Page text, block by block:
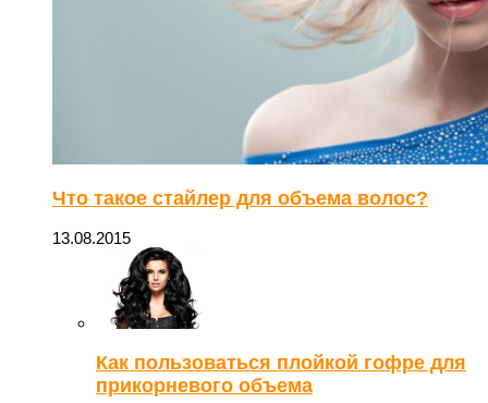
Что такое стайлер для объема волос?
13.08.2015
Как пользоваться плойкой гофре для
прикорневого объема